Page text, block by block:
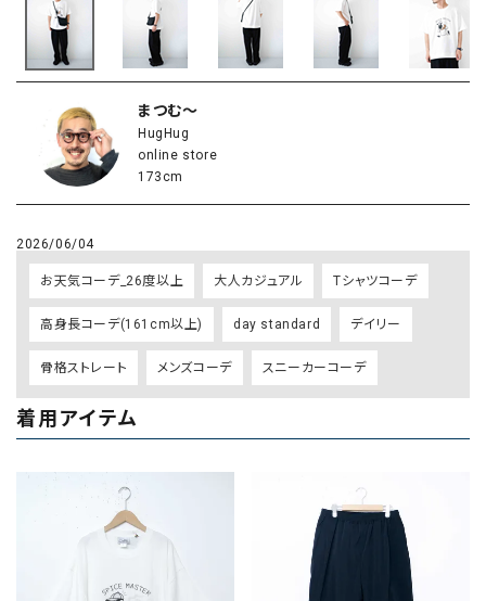
まつむ～
HugHug
online store
173cm
2026/06/04
お天気コーデ_26度以上 大人カジュアル Tシャツコーデ
高身長コーデ(161cm以上) day standard デイリー
骨格ストレート メンズコーデ スニーカーコーデ
着用アイテム